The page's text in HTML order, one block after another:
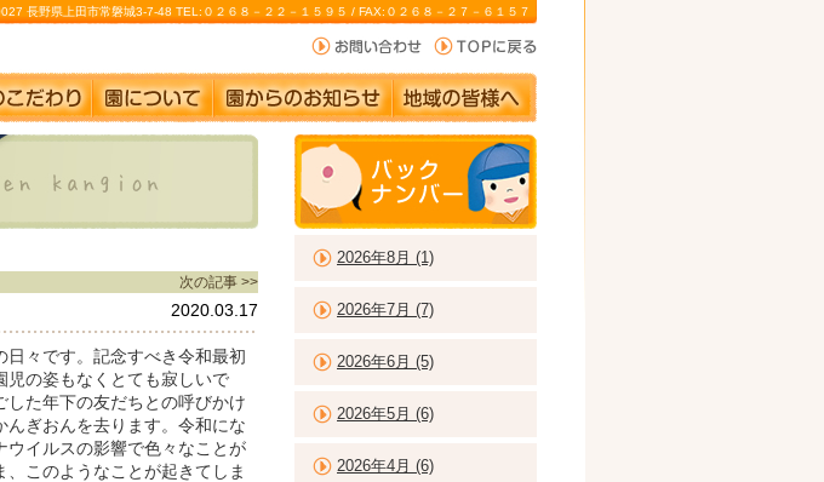
長野県上田市常磐城3-7-48 TEL:０２６８－２２－１５９５ / FAX:０２６８－２７－６１５７
次の記事 >>
2020.03.17
々です。記念すべき令和最初
児の姿もなくとても寂しいで
た年下の友だちとの呼びかけ
ぎおんを去ります。令和にな
ウイルスの影響で色々なことが
このようなことが起きてしま
2026年8月 (1)
2026年7月 (7)
2026年6月 (5)
2026年5月 (6)
2026年4月 (6)